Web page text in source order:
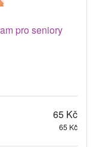
pro seniory
65 Kč
65 Kč